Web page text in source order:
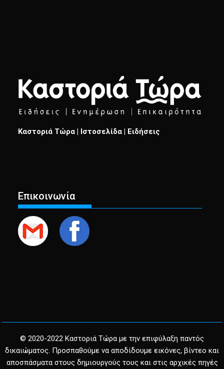
Καστοριά Τώρα | Ιστοσελίδα | Ειδήσεις
Επικοινωνία
© 2020-2022 Καστοριά Τώρα με την επιφύλαξη παντός
δικαιώματος. Προσπαθούμε να αποδίδουμε εικόνες, βίντεο και
αποσπάσματα στους δημιουργούς τους και στις αρχικές πηγές